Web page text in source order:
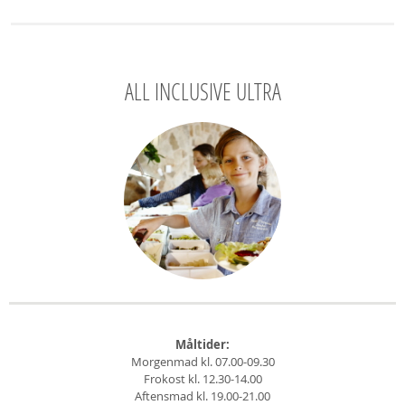
ALL INCLUSIVE ULTRA
Måltider:
Morgenmad kl. 07.00-09.30
Frokost kl. 12.30-14.00
Aftensmad kl. 19.00-21.00